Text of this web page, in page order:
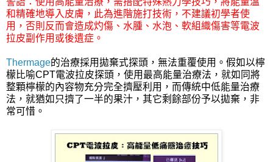
和精確地導入皮膚，此為進階施打技術，不建議初學者使
用，否則反而會造成灼傷、水腫、水泡、軟組織傷害等電波
拉皮副作用或後遺症。
Thermage的治療採用拋棄式探頭，無法重覆使用。假如以檸
檬比喻CPT電波拉皮探頭，使用最高能量治療法，就如同將
整顆檸檬的內容物充分完全擠壓利用，而傳統中低能量治療
法，就猶如只擠了一半的果汁，其它剩餘部份予以拋棄，非
常可惜。